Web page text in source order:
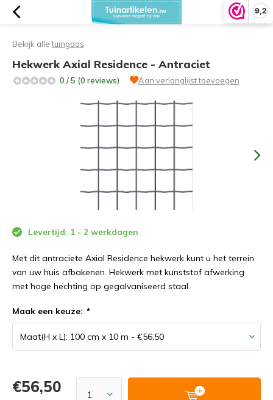
9,2
Bekijk alletuingaas
Hekwerk Axial Residence - Antraciet
0 / 5 (0 reviews) Aan verlanglijst toevoegen
Levertijd: 1 - 2 werkdagen
Met dit antraciete Axial Residence hekwerk kunt u het terrein
van uw huis afbakenen. Hekwerk met kunststof afwerking
met hoge hechting op gegalvaniseerd staal.
Maak een keuze: *
€56,50